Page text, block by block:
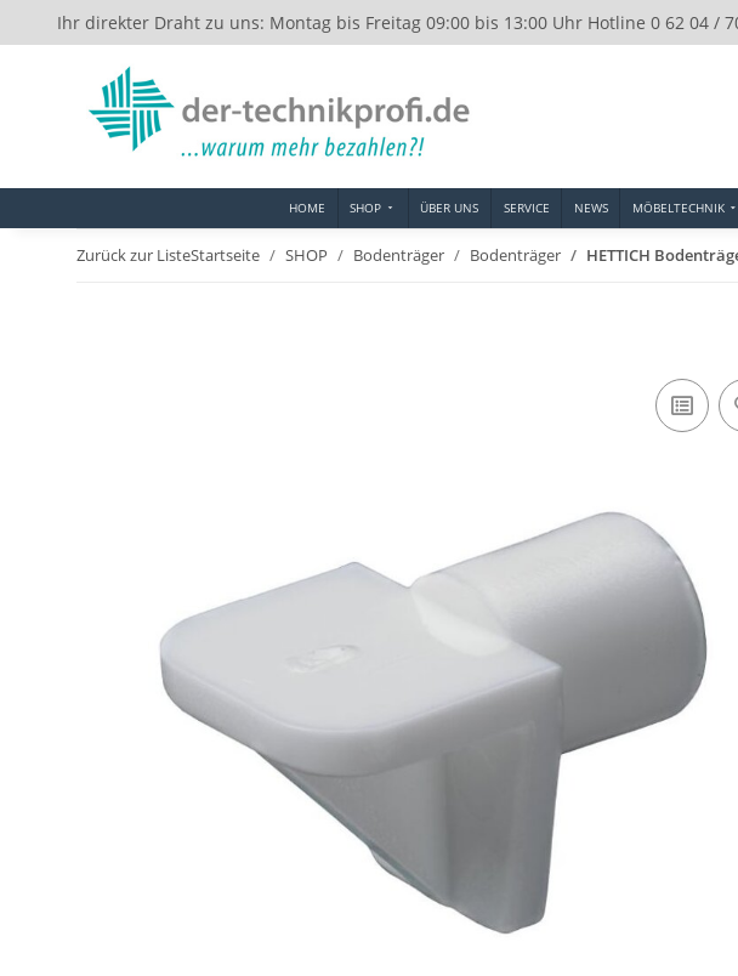
Ihr direkter Draht zu uns: Montag bis Freitag 09:00 bis 13:00 Uhr Hotline 0 62 04 /
HOME SHOP ÜBER UNS SERVICE NEWS MÖBELTECHNIK
Zurück zur ListeStartseite SHOP Bodenträger Bodenträger HETTICH